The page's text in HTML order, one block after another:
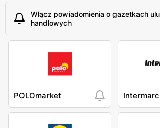
Włącz powiadomienia o gazetkach
handlowych
POLOmarket